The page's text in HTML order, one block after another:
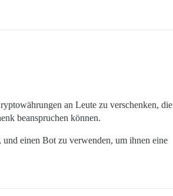
an Leute zu verschenken, die
beanspruchen können.
und einen Bot zu verwenden, um ihnen eine